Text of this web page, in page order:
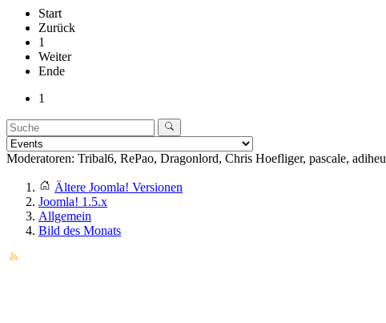
Start
Zurück
1
Weiter
Ende
1
Moderatoren: Tribal6, RePao, Dragonlord, Chris Hoefliger, pascale,
Ältere Joomla! Versionen
Joomla! 1.5.x
Allgemein
Bild des Monats